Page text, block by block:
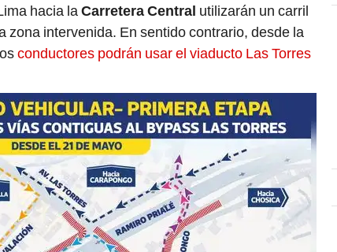
hacia la Carretera Central utilizarán un carril
zona intervenida. En sentido contrario, desde la
conductores podrán usar el viaducto Las Torres